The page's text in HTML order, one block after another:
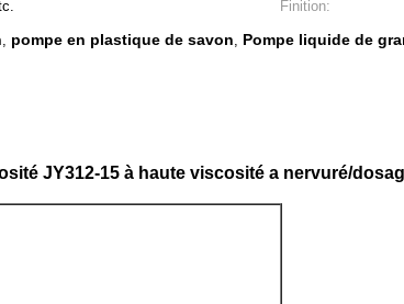
Finition:
, pompe en plastique de savon, Pompe liquide de
JY312-15 à haute viscosité a nervuré/